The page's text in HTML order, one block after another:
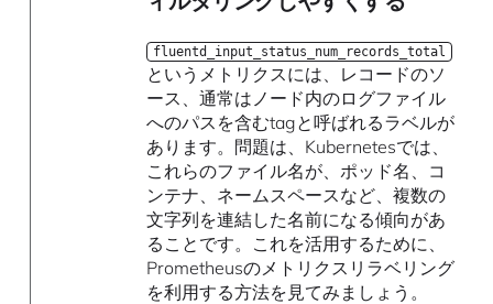
fluentd_input_status_num_records_total
というメトリクスには、レコードのソ
ース、通常はノード内のログファイル
へのパスを含むtagと呼ばれるラベルが
あります。問題は、Kubernetesでは、
これらのファイル名が、ポッド名、コ
ンテナ、ネームスペースなど、複数の
文字列を連結した名前になる傾向があ
ることです。これを活用するために、
Prometheusのメトリクスリラベリング
を利用する方法を見てみましょう。